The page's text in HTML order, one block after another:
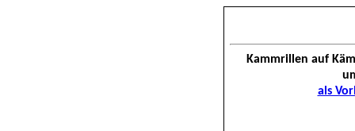
Kammrillen auf
als